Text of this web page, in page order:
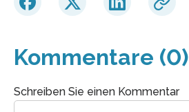
Kommentare (0)
Schreiben Sie einen Kommentar